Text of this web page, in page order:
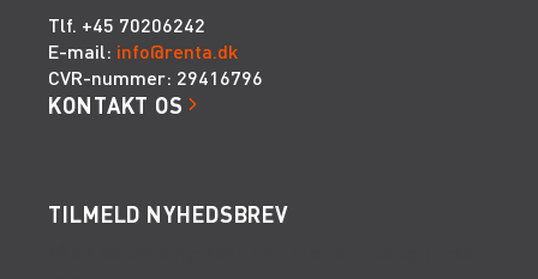
Tlf. +45 70206242
E-mail: info@renta.dk
CVR-nummer: 29416796
KONTAKT OS
TILMELD NYHEDSBREV